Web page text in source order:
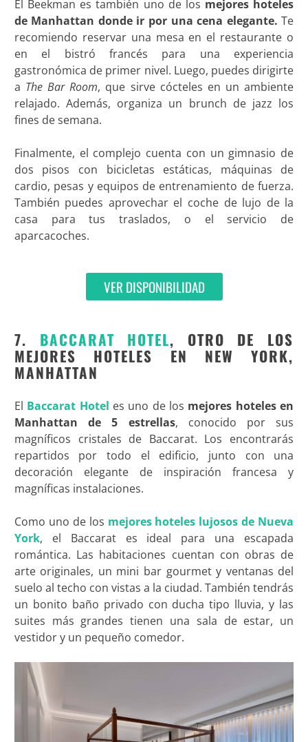
El Beekman es también uno de los mejores hoteles
de Manhattan donde ir por una cena elegante.Te
recomiendo reservar una mesa en el restaurante o
en el bistró francés para una experiencia
gastronómica de primer nivel. Luego, puedes dirigirte
a The Bar Room, que sirve cócteles en un ambiente
relajado. Además, organiza un brunch de jazz los
fines de semana.
Finalmente, el complejo cuenta con un gimnasio de
dos pisos con bicicletas estáticas, máquinas de
cardio, pesas y equipos de entrenamiento de fuerza.
También puedes aprovechar el coche de lujo de la
casa para tus traslados, o el servicio de
aparcacoches.
VER DISPONIBILIDAD
7. BACCARAT HOTEL, OTRO DE LOS
MEJORES HOTELES EN NEW YORK,
MANHATTAN
El Baccarat Hotel es uno de los mejores hoteles en
Manhattan de 5 estrellas, conocido por sus
magníficos cristales de Baccarat. Los encontrarás
repartidos por todo el edificio, junto con una
decoración elegante de inspiración francesa y
magníficas instalaciones.
Como uno de los mejores hoteles lujosos de Nueva
York, el Baccarat es ideal para una escapada
romántica. Las habitaciones cuentan con obras de
arte originales, un mini bar gourmet y ventanas del
suelo al techo con vistas a la ciudad. También tendrás
un bonito baño privado con ducha tipo lluvia, y las
suites más grandes tienen una sala de estar, un
vestidor y un pequeño comedor.